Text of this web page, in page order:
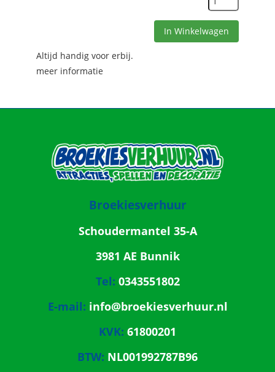
In Winkelwagen
Altijd handig voor erbij.
meer informatie
Broekiesverhuur
Schoudermantel 35-A
3981 AE Bunnik
Tel: 0343551802
E-mail: info@broekiesverhuur.nl
KVK: 61800201
BTW: NL001992787B96